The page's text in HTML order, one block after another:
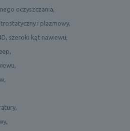
oczyszczania,
i plazmowy,
szeroki kąt nawiewu,